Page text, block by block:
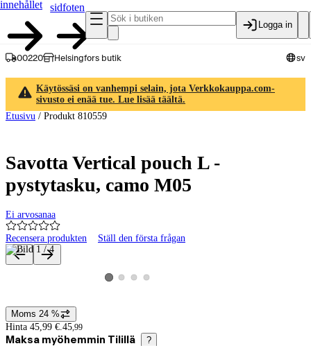
innehållet
sidfoten
Logga in
00220 Helsingfors butik sv
Käytössäsi on vanhempi selain, jota Verkkokauppa.com-
sivusto ei enää tue. Lue lisää täältä.
Etusivu / Produkt 810559
Savotta Vertical pouch L -
pystytasku, camo M05
Ei arvosanaa
Recensera produkten Ställ den första frågan
Produktbilder och videor
Visa produktbild 1
Visa produktbild 2
Visa produktbild 3
Visa produktbild 4
Prisinformation
Moms 24 %
Hinta 45,99 €. 45,99
Maksa myöhemmin Tilillä ?